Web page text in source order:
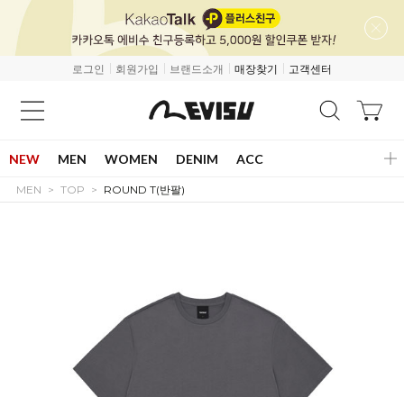
로그인 회원가입 브랜드소개 매장찾기 고객센터
NEW MEN WOMEN DENIM ACC
MEN TOP ROUND T(반팔)